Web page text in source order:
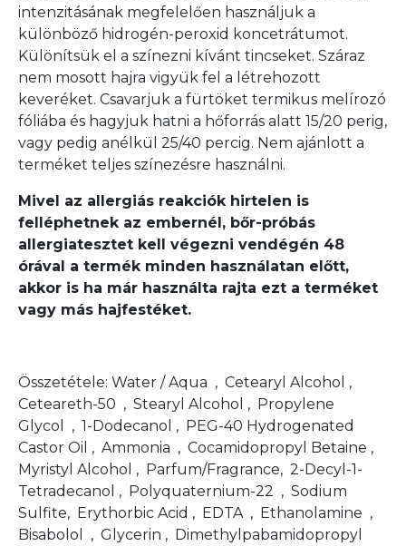
intenzitásának megfelelően használjuk a
különböző hidrogén-peroxid koncetrátumot.
Különítsük el a színezni kívánt tincseket. Száraz
nem mosott hajra vigyük fel a létrehozott
keveréket. Csavarjuk a fürtöket termikus melírozó
fóliába és hagyjuk hatni a hőforrás alatt 15/20 perig,
vagy pedig anélkül 25/40 percig. Nem ajánlott a
terméket teljes színezésre használni.
Mivel az allergiás reakciók hirtelen is
felléphetnek az embernél, bőr-próbás
allergiatesztet kell végezni vendégén 48
órával a termék minden használatan előtt,
akkor is ha már használta rajta ezt a terméket
vagy más hajfestéket.
Összetétele: Water / Aqua , Cetearyl Alcohol ,
Ceteareth-50 , Stearyl Alcohol , Propylene
Glycol , 1-Dodecanol , PEG-40 Hydrogenated
Castor Oil , Ammonia , Cocamidopropyl Betaine ,
Myristyl Alcohol , Parfum/Fragrance, 2-Decyl-1-
Tetradecanol , Polyquaternium-22 , Sodium
Sulfite, Erythorbic Acid , EDTA , Ethanolamine ,
Bisabolol , Glycerin , Dimethylpabamidopropyl